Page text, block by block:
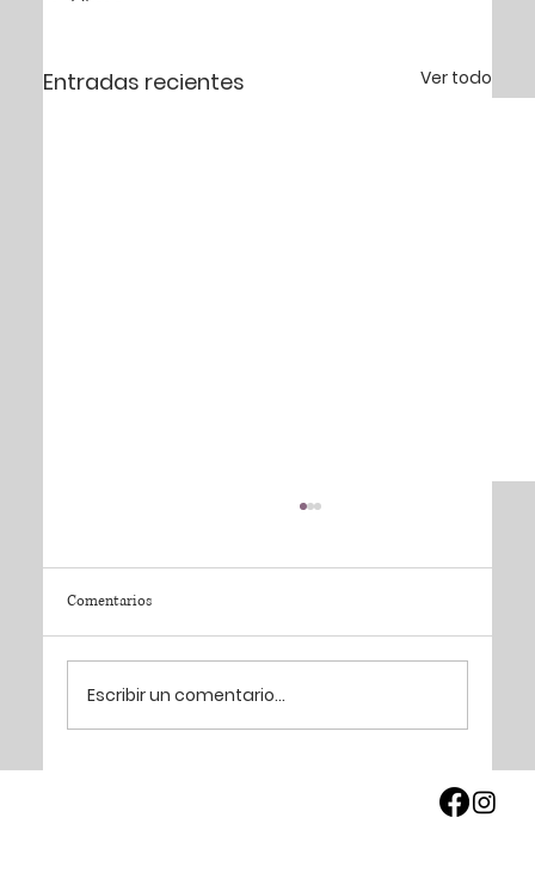
Entradas recientes Ver todo
Ciclo de Eco Charlas 2026: aprender para cuidar
Comentarios
Escribir un comentario...